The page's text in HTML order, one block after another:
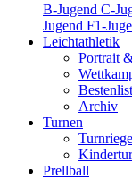
B-Jugend C-
Jugend F1-
Leichtathletik
Portrait
Archiv
Turnen
Prellball